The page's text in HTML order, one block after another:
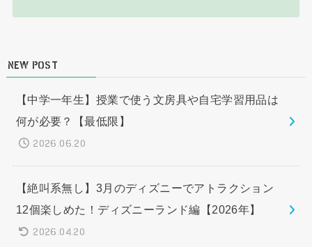
NEW POST
【中学一年生】授業で使う文房具や自宅学習用品は
何が必要？【最低限】
2026.06.20
【絶叫系無し】3月のディズニーでアトラクション
12個楽しめた！ディズニーランド編【2026年】
2026.04.20